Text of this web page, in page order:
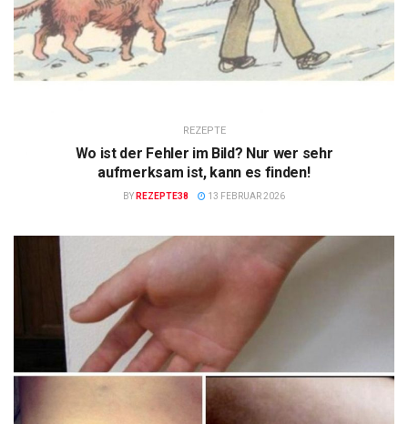
REZEPTE
Wo ist der Fehler im Bild? Nur wer sehr
aufmerksam ist, kann es finden!
BY REZEPTE38 13 FEBRUAR 2026